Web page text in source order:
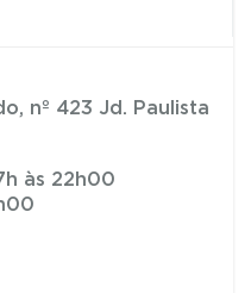
nº 423 Jd. Paulista
às 22h00